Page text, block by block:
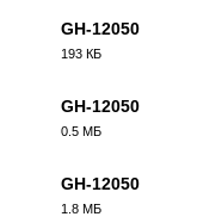
GH-12050
193 КБ
GH-12050
0.5 МБ
GH-12050
1.8 МБ